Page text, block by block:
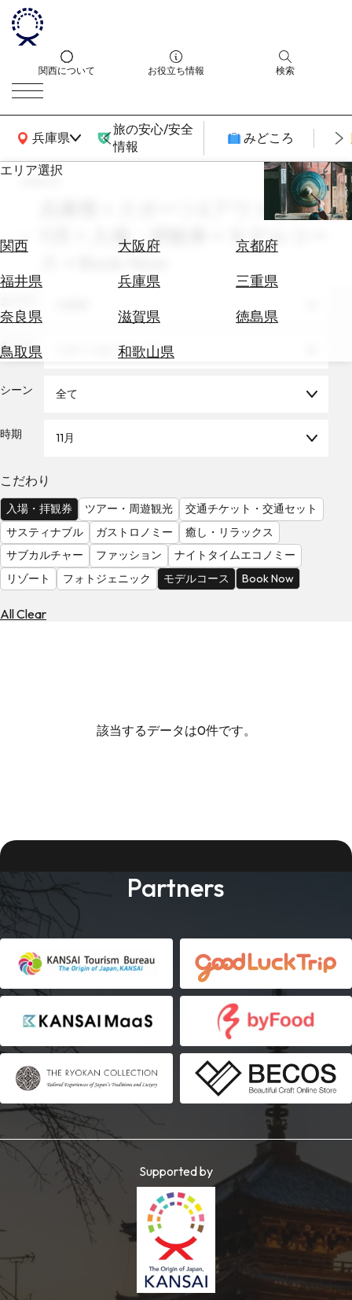
関西について お役立ち情報 検索
兵庫県
関西広域MAP
旅の安心/安全
情報
みどころ
エリア選択
関西 大阪府
京都府
福井県
兵庫県
三重県
奈良県
滋賀県
徳島県
鳥取県
和歌山県
エ
券
テ
を
を
見
る
search
兵庫県 × スポーツ&アウトドア ×
11月 × 入場・拝観券 × モデルコー
テーマ スポーツ&アウトドア
シーン 全て
時期 11月
こだわり
入場・拝観券 ツアー・周遊観光
交通チケット・交通セット
サスティナブル
ガストロノミー
癒し・リラックス
サブカルチャー
ファッション
ナイトタイムエコノミー
リゾート
フォトジェニック モデルコース Book Now
All Clear
該当するデータは0件です。
Partners
Supported by